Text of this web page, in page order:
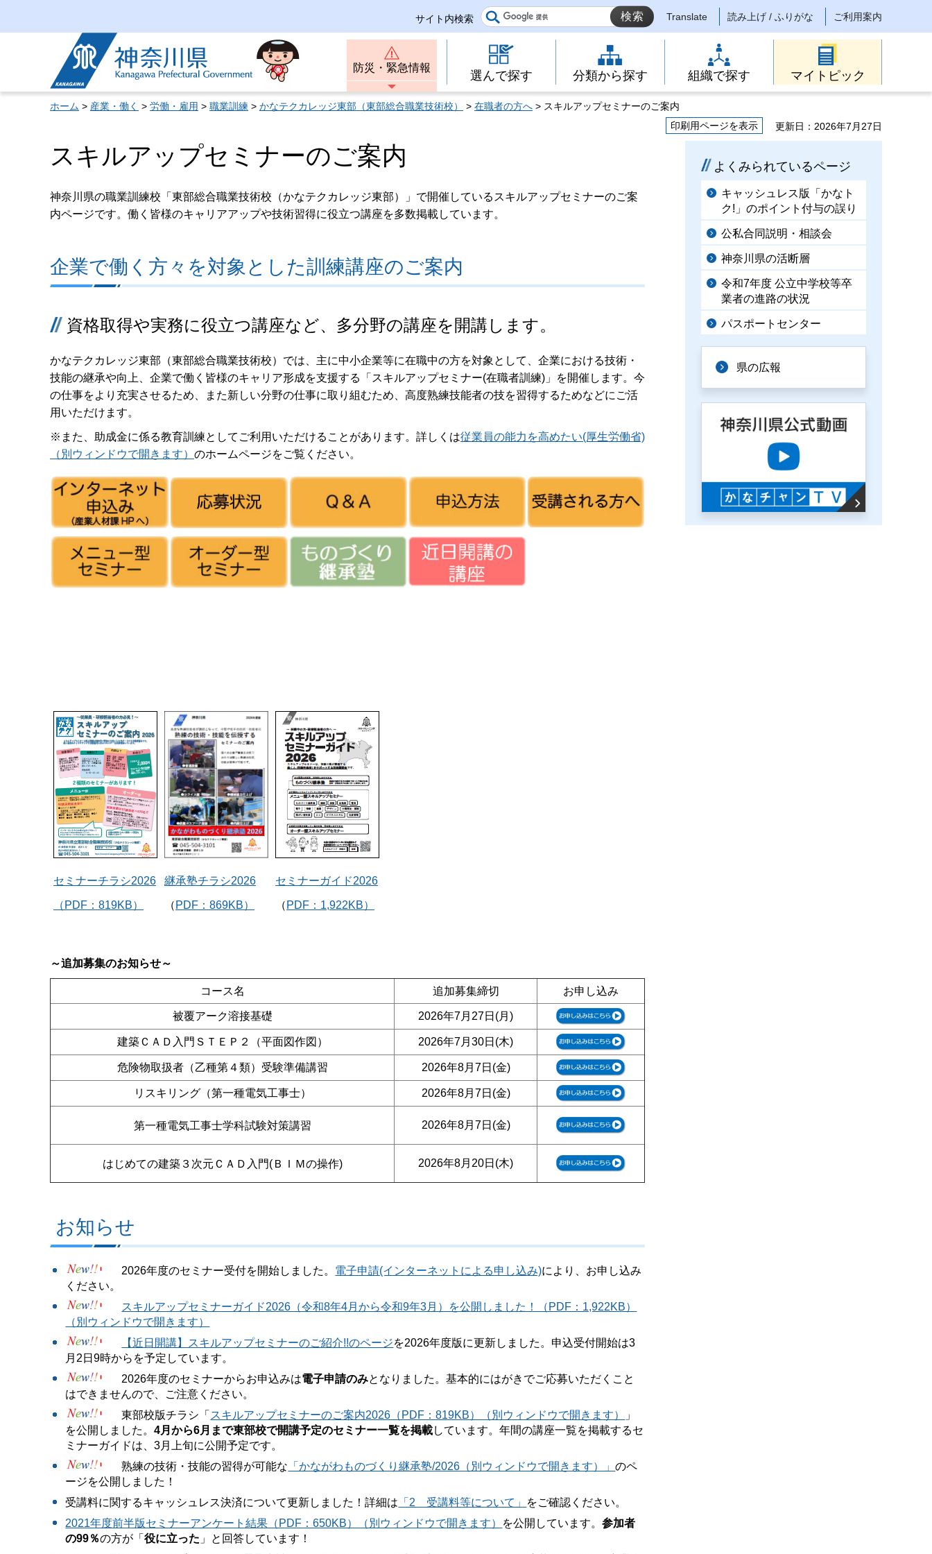
サイト内検索 Translate 読み上げ / ふりがな ご利用案内
神奈川県
防災・緊急情報
選んで探す 分類から探す 組織で探す マイトピック
ホーム > 産業・働く > 労働・雇用 > 職業訓練 > かなテクカレッジ東部（東部総合職業技術校） > 在職者の方へ > スキルアップセミナーのご案内
印刷用ページを表示
更新日：2026年7月27日
スキルアップセミナーのご案内
神奈川県の職業訓練校「東部総合職業技術校（かなテクカレッジ東部）」で開催しているスキルアップセミナーのご案
内ページです。働く皆様のキャリアアップや技術習得に役立つ講座を多数掲載しています。
企業で働く方々を対象とした訓練講座のご案内
資格取得や実務に役立つ講座など、多分野の講座を開講します。
かなテクカレッジ東部（東部総合職業技術校）では、主に中小企業等に在職中の方を対象として、企業における技術・
技能の継承や向上、企業で働く皆様のキャリア形成を支援する「スキルアップセミナー(在職者訓練)」を開催します。今
の仕事をより充実させるため、また新しい分野の仕事に取り組むため、高度熟練技能者の技を習得するためなどにご活
用いただけます。
※また、助成金に係る教育訓練としてご利用いただけることがあります。詳しくは従業員の能力を高めたい(厚生労働省)
（別ウィンドウで開きます） のホームページをご覧ください。
セミナーチラシ2026
（PDF：819KB）
継承塾チラシ2026
（ PDF：869KB）
セミナーガイド2026
（ PDF：1,922KB）
～追加募集のお知らせ～
コース名 追加募集締切 お申し込み
被覆アーク溶接基礎 2026年7月27日(月)
建築ＣＡＤ入門ＳＴＥＰ２（平面図作図） 2026年7月30日(木)
危険物取扱者（乙種第４類）受験準備講習 2026年8月7日(金)
リスキリング（第一種電気工事士） 2026年8月7日(金)
第一種電気工事士学科試験対策講習 2026年8月7日(金)
はじめての建築３次元ＣＡＤ入門(ＢＩＭの操作) 2026年8月20日(木)
お知らせ
2026年度のセミナー受付を開始しました。 電子申請(インターネットによる申し込み)により、お申し込み
ください。
スキルアップセミナーガイド2026（令和8年4月から令和9年3月）を公開しました！（PDF：1,922KB）
（別ウィンドウで開きます）
【近日開講】スキルアップセミナーのご紹介!!のページを2026年度版に更新しました。申込受付開始は3
月2日9時からを予定しています。
2026年度のセミナーからお申込みは電子申請のみとなりました。基本的にはがきでご応募いただくこと
はできませんので、ご注意ください。
東部校版チラシ「 スキルアップセミナーのご案内2026（PDF：819KB）（別ウィンドウで開きます）
」
を公開しました。4月から6月まで東部校で開講予定のセミナー一覧を掲載しています。年間の講座一覧を掲載するセ
ミナーガイドは、3月上旬に公開予定です。
熟練の技術・技能の習得が可能な 「かながわものづくり継承塾/2026（別ウィンドウで開きます）」のペ
ージを公開しました！
受講料に関するキャッシュレス決済について更新しました！詳細は 「2 受講料等について」 をご確認ください。
2021年度前半版セミナーアンケート結果（PDF：650KB）（別ウィンドウで開きます） を公開しています。参加者
の99％の方が「役に立った 」と回答しています！
よくみられているページ
キャッシュレス版「かなト
ク!」のポイント付与の誤り
公私合同説明・相談会
神奈川県の活断層
令和7年度 公立中学校等卒
業者の進路の状況
パスポートセンター
県の広報